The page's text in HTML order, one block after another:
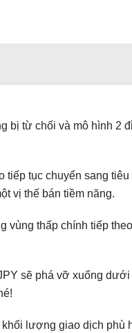
bị từ chối và mô hình 2
tiếp tục chuyển sang
vị thế bán tiềm năng.
vùng thấp chính tiếp
sẽ phá vỡ xuống
lượng giao dịch phù